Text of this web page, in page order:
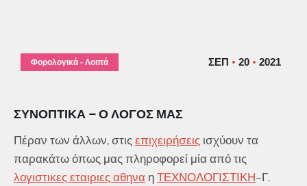
ΣΕΠ 20 2021
Φορολογικά - Λοιπά
ΣΥΝΟΠΤΙΚΆ – Ο ΛΌΓΟΣ ΜΑΣ
Πέραν των άλλων, στις επιχειρήσεις ισχύουν τα
παρακάτω όπως μας πληροφορεί μία από τις
λογιστικες εταιριες αθηνα ηΤΕΧΝΟΛΟΓΙΣΤΙΚΗ–Γ.